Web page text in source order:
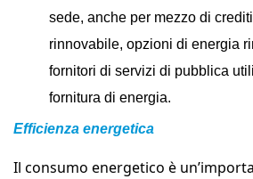
sede, anche per mezzo di
rinnovabile, opzioni di energia
fornitori di servizi di pubblica
fornitura di energia.
Efficienza energetica
Il consumo energetico è